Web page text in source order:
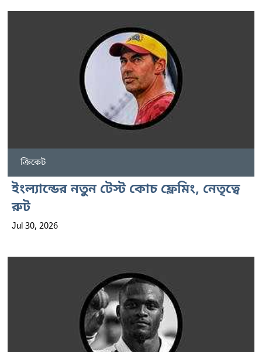
ক্রিকেট
ইংল্যান্ডের নতুন টেস্ট কোচ ফ্লেমিং, নেতৃত্বে
রুট
Jul 30, 2026